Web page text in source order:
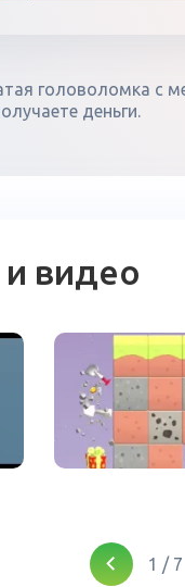
головоломка с
деньги.
видео
1 / 7